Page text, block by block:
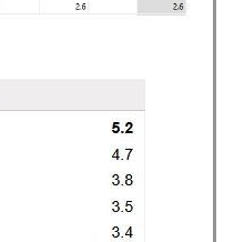
メロに
キング → 「セールが山
は1位のミジオロウスキ
のメンチカツ屋をオープ
が来なくて閉店したんだ